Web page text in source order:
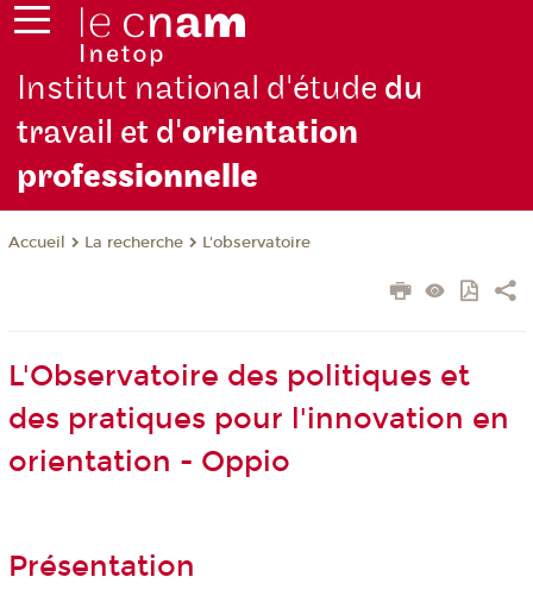
Institut national d'étude du
travail et d'orientation
professionnelle
Accueil La recherche L'observatoire
L'Observatoire des politiques et
des pratiques pour l'innovation en
orientation - Oppio
Présentation